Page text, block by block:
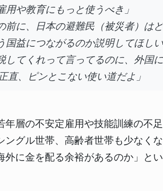
用や教育にもっと使うべき」
前に、日本の避難民（被災者）は
国益につながるのか説明してほしい
してくれって言ってるのに、外国
直、ピンとこない使い道だよ」
年層の不安定雇用や技能訓練の不
ングル世帯、高齢者世帯も少なく
外に金を配る余裕があるのか」と